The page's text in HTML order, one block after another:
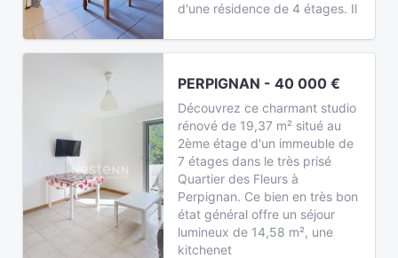
d'une résidence de 4 étages. Il
PERPIGNAN - 40 000 €
Découvrez ce charmant studio
rénové de 19,37 m² situé au
2ème étage d'un immeuble de
7 étages dans le très prisé
Quartier des Fleurs à
Perpignan. Ce bien en très bon
état général offre un séjour
lumineux de 14,58 m², une
kitchenet